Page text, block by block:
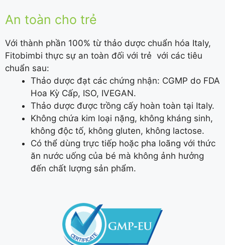
An toàn cho trẻ
Với thành phần 100% từ thảo dược chuẩn hóa Italy,
Fitobimbi thực sự an toàn đối với trẻ với các tiêu
chuẩn sau:
Thảo dược đạt các chứng nhận: CGMP do FDA
Hoa Kỳ Cấp, ISO, IVEGAN.
Thảo dược được trồng cấy hoàn toàn tại Italy.
Không chứa kim loại nặng, không kháng sinh,
không độc tố, không gluten, không lactose.
Có thể dùng trực tiếp hoặc pha loãng với thức
ăn nước uống của bé mà không ảnh hưởng
đến chất lượng sản phẩm.